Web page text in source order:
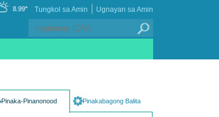
8.99° Ugnayan sa Amin
|
Tungkol sa Amin
Pinaka-Pinanonood Pinakabagong Balita